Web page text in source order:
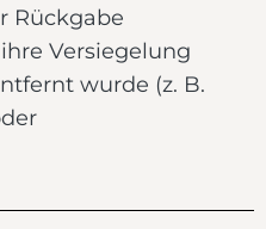
Rückgabe
Versiegelung
wurde (z. B.